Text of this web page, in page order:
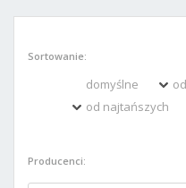
Sortowanie:
domyślne
od najtańszych
Producenci: